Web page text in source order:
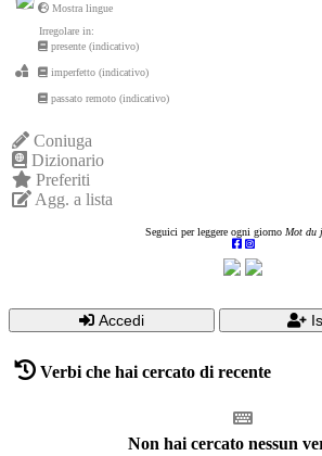
Mostra lingue
Irregolare in:
presente (indicativo)
imperfetto (indicativo)
passato remoto (indicativo)
Coniuga
Dizionario
Preferiti
Agg. a lista
Seguici per leggere ogni giorno Mot du
Accedi
Verbi che hai cercato di recente
Non hai cercato nessun